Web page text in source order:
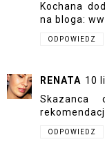
Kochana
na bloga:
ODPOWIEDZ
RENATA 10
Skazanca
ODPOWIEDZ